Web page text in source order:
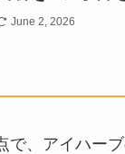
June 2, 2026
で、アイハー